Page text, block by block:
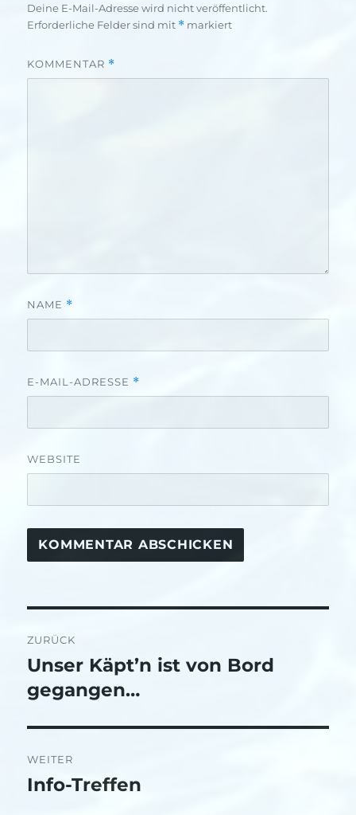
Deine E-Mail-Adresse wird nicht veröffentlicht.
Erforderliche Felder sind mit * markiert
KOMMENTAR *
NAME *
E-MAIL-ADRESSE *
WEBSITE
ZURÜCK
Vorheriger
Beitrag:
Unser Käpt’n ist von Bord
gegangen…
WEITER
Nächster
Info-Treffen